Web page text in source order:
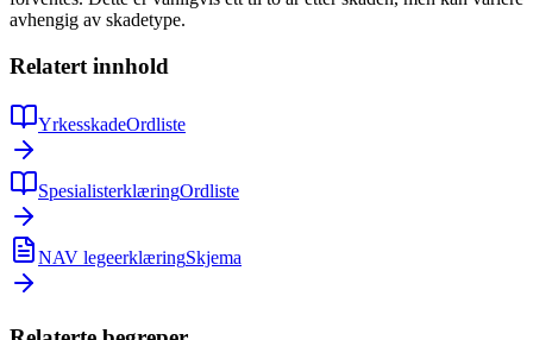
avhengig av skadetype.
Relatert innhold
YrkesskadeOrdliste
SpesialisterklæringOrdliste
NAV legeerklæringSkjema